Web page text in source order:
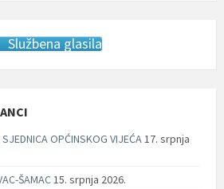
Službena glasila
OPĆINSKOG VIJEĆA17. srpnja
ŠAMAC15. srpnja 2026.